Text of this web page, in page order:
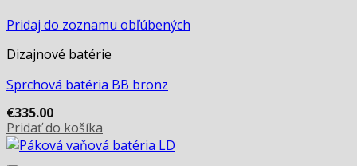
Pridaj do zoznamu obľúbených
Dizajnové batérie
Sprchová batéria BB bronz
€335.00
Pridať do košíka